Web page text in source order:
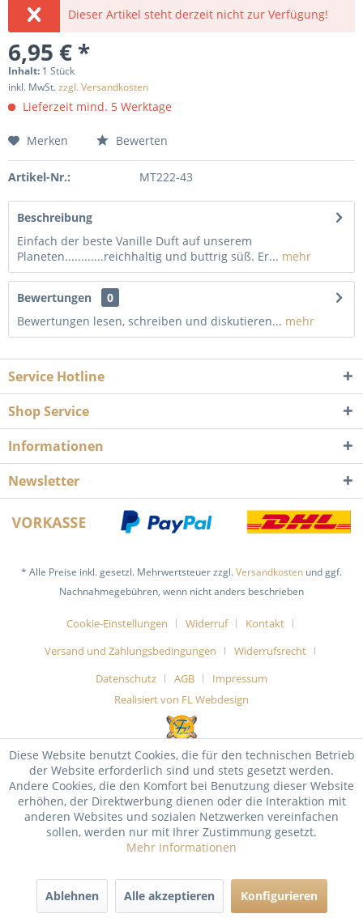
Dieser Artikel steht derzeit nicht zur Verfügung!
6,95 € *
Inhalt: 1 Stück
inkl. MwSt.zzgl. Versandkosten
Lieferzeit mind. 5 Werktage
Merken Bewerten
Artikel-Nr.: MT222-43
Beschreibung
Einfach der beste Vanille Duft auf unserem
Planeten............reichhaltig und buttrig süß. Er... mehr
Bewertungen
0
Bewertungen lesen, schreiben und diskutieren... mehr
Service Hotline
Shop Service
Informationen
Newsletter
* Alle Preise inkl. gesetzl. Mehrwertsteuer zzgl.Versandkosten und ggf.
Nachnahmegebühren, wenn nicht anders beschrieben
Cookie-Einstellungen Widerruf
Kontakt
Versand und Zahlungsbedingungen
Widerrufsrecht
Datenschutz
AGB
Impressum
Realisiert von FL Webdesign
Diese Website benutzt Cookies, die für den technischen Betrieb
der Website erforderlich sind und stets gesetzt werden.
Andere Cookies, die den Komfort bei Benutzung dieser Website
erhöhen, der Direktwerbung dienen oder die Interaktion mit
anderen Websites und sozialen Netzwerken vereinfachen
sollen, werden nur mit Ihrer Zustimmung gesetzt.
Mehr Informationen
Ablehnen Alle akzeptieren Konfigurieren